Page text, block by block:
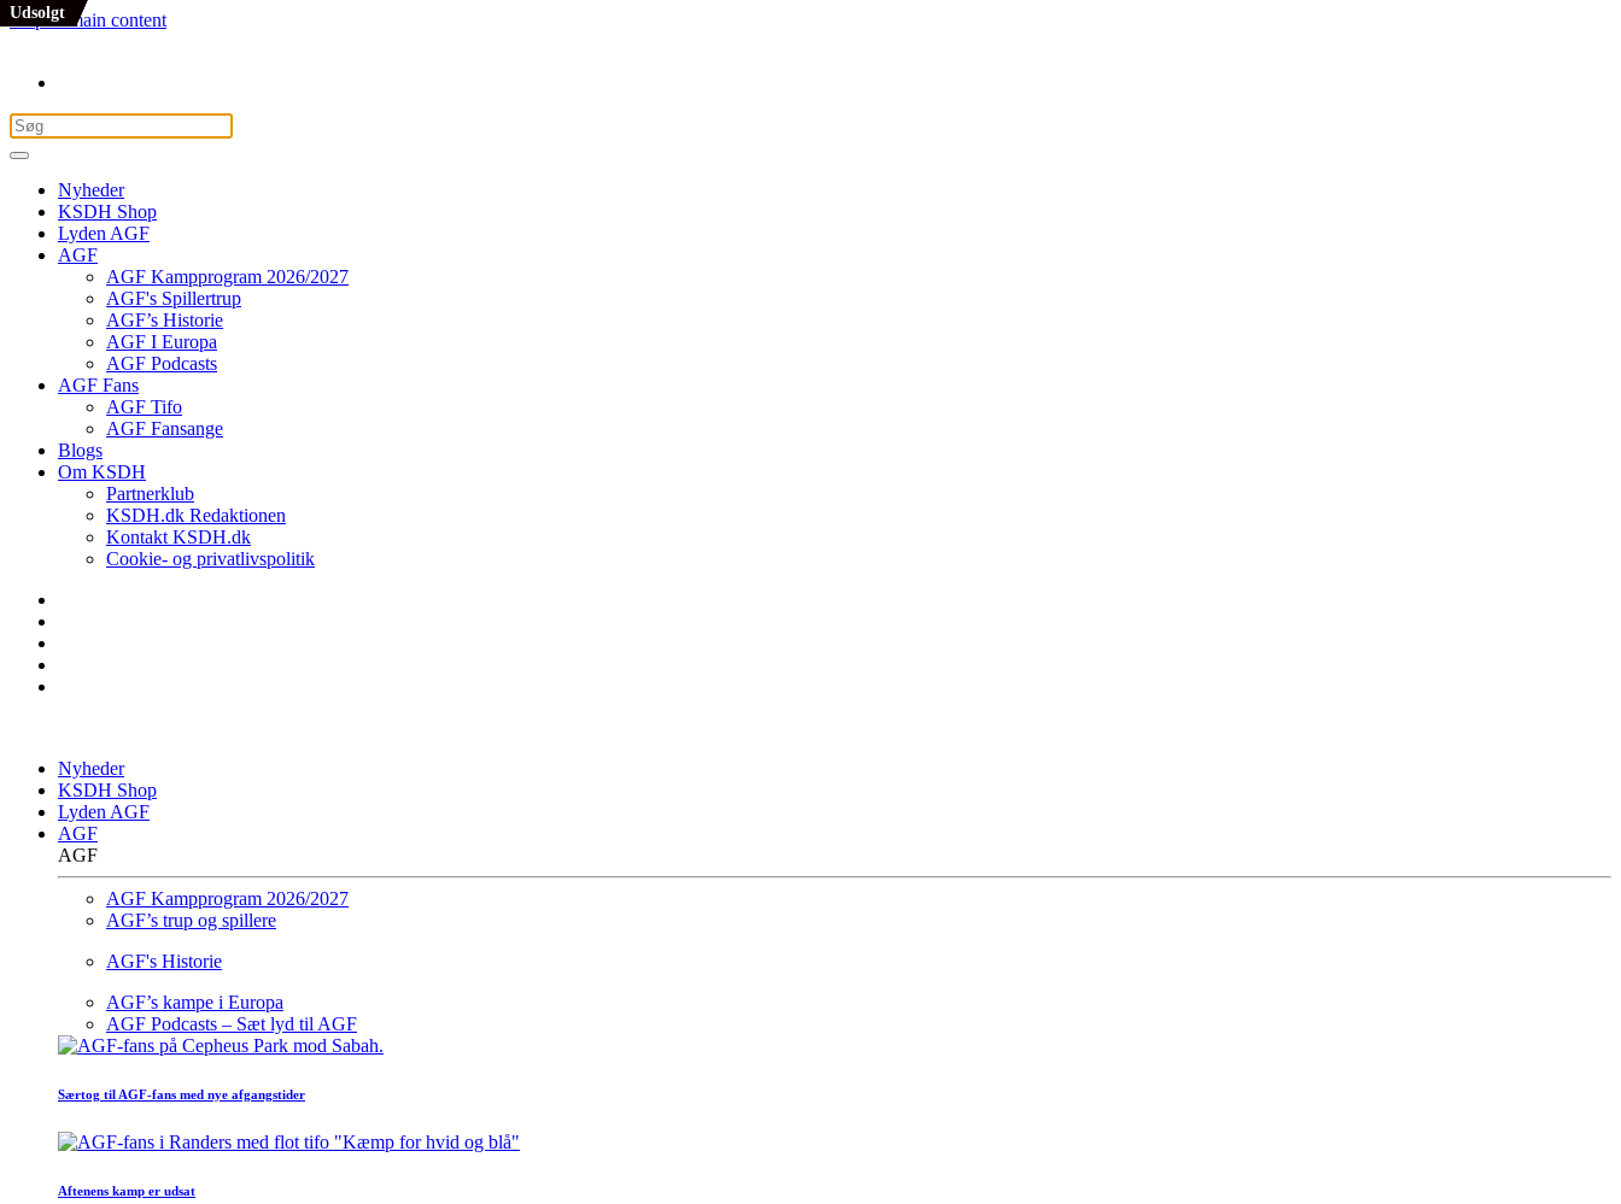
Skip to main content
Nyheder
KSDH Shop
Lyden AGF
AGF
AGF Kampprogram 2026/2027
AGF's Spillertrup
AGF’s Historie
AGF I Europa
AGF Podcasts
AGF Fans
AGF Tifo
AGF Fansange
Blogs
Om KSDH
Partnerklub
KSDH.dk Redaktionen
Kontakt KSDH.dk
Cookie- og privatlivspolitik
Nyheder
KSDH Shop
Lyden AGF
AGF
AGF
AGF Kampprogram 2026/2027
AGF’s trup og spillere
AGF's Historie
AGF’s kampe i Europa
AGF Podcasts – Sæt lyd til AGF
Særtog til AGF-fans med nye afgangstider
Aftenens kamp er udsat
Udsolgt
Udsolgt